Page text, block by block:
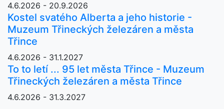
4.6.2026 - 20.9.2026
Kostel svatého Alberta a jeho historie -
Muzeum Třineckých železáren a města
Třince
4.6.2026 - 31.1.2027
To to letí ... 95 let města Třince - Muzeum
Třineckých železáren a města Třince
4.6.2026 - 31.3.2027